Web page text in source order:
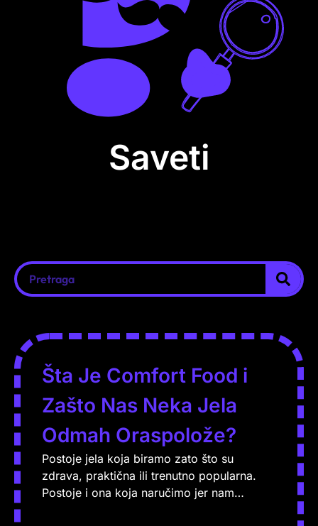
Saveti
Šta Je Comfort Food i
Zašto Nas Neka Jela
Odmah Oraspolože?
Postoje jela koja biramo zato što su
zdrava, praktična ili trenutno popularna.
Postoje i ona koja naručimo jer nam…